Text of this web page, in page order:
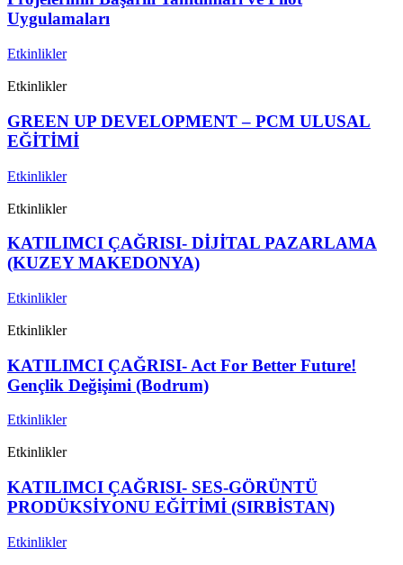
Uygulamaları
Etkinlikler
Etkinlikler
GREEN UP DEVELOPMENT – PCM ULUSAL
EĞİTİMİ
Etkinlikler
Etkinlikler
KATILIMCI ÇAĞRISI- DİJİTAL PAZARLAMA
(KUZEY MAKEDONYA)
Etkinlikler
Etkinlikler
KATILIMCI ÇAĞRISI- Act For Better Future!
Gençlik Değişimi (Bodrum)
Etkinlikler
Etkinlikler
KATILIMCI ÇAĞRISI- SES-GÖRÜNTÜ
PRODÜKSİYONU EĞİTİMİ (SIRBİSTAN)
Etkinlikler